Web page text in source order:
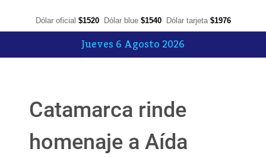
Dólar oficial $1520 Dólar blue $1540 Dólar tarjeta $1976
Jueves 6 Agosto 2026
Catamarca rinde
homenaje a Aída